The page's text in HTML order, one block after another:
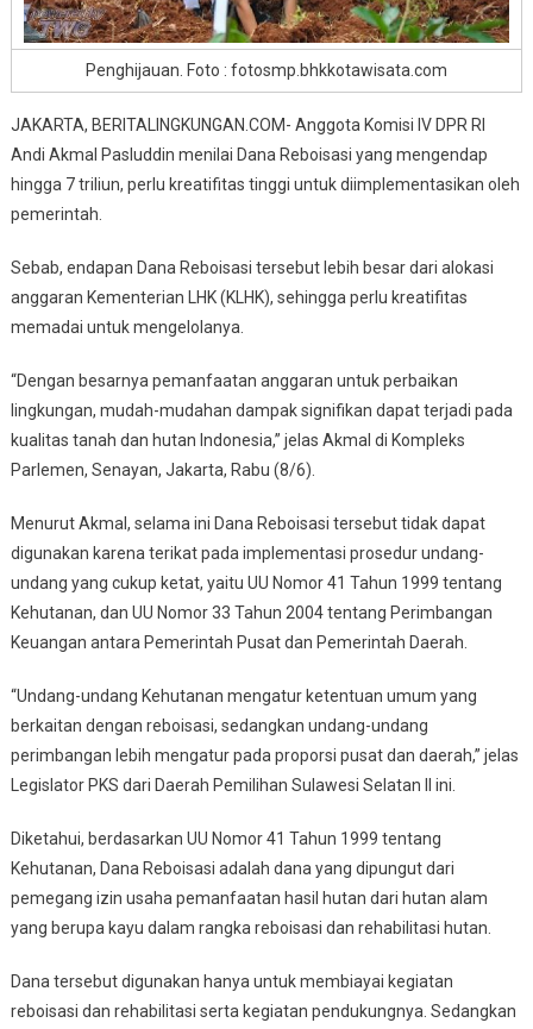
Penghijauan. Foto : fotosmp.bhkkotawisata.com
JAKARTA, BERITALINGKUNGAN.COM- Anggota Komisi IV DPR RI
Andi Akmal Pasluddin menilai Dana Reboisasi yang mengendap
hingga 7 triliun, perlu kreatifitas tinggi untuk diimplementasikan oleh
pemerintah.
Sebab, endapan Dana Reboisasi tersebut lebih besar dari alokasi
anggaran Kementerian LHK (KLHK), sehingga perlu kreatifitas
memadai untuk mengelolanya.
“Dengan besarnya pemanfaatan anggaran untuk perbaikan
lingkungan, mudah-mudahan dampak signifikan dapat terjadi pada
kualitas tanah dan hutan Indonesia,” jelas Akmal di Kompleks
Parlemen, Senayan, Jakarta, Rabu (8/6).
Menurut Akmal, selama ini Dana Reboisasi tersebut tidak dapat
digunakan karena terikat pada implementasi prosedur undang-
undang yang cukup ketat, yaitu UU Nomor 41 Tahun 1999 tentang
Kehutanan, dan UU Nomor 33 Tahun 2004 tentang Perimbangan
Keuangan antara Pemerintah Pusat dan Pemerintah Daerah.
“Undang-undang Kehutanan mengatur ketentuan umum yang
berkaitan dengan reboisasi, sedangkan undang-undang
perimbangan lebih mengatur pada proporsi pusat dan daerah,” jelas
Legislator PKS dari Daerah Pemilihan Sulawesi Selatan II ini.
Diketahui, berdasarkan UU Nomor 41 Tahun 1999 tentang
Kehutanan, Dana Reboisasi adalah dana yang dipungut dari
pemegang izin usaha pemanfaatan hasil hutan dari hutan alam
yang berupa kayu dalam rangka reboisasi dan rehabilitasi hutan.
Dana tersebut digunakan hanya untuk membiayai kegiatan
reboisasi dan rehabilitasi serta kegiatan pendukungnya. Sedangkan